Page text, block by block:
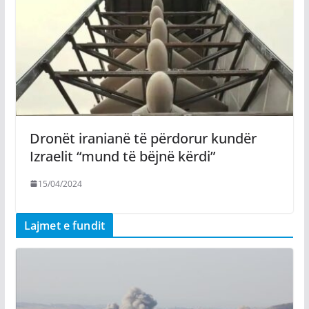
Dronët iranianë të përdorur kundër
Izraelit “mund të bëjnë kërdi”
15/04/2024
Lajmet e fundit